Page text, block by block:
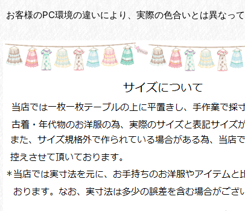
お客様のPC環境の違いにより、実際の色合いとは異なっ